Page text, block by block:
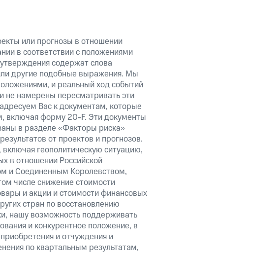
или прогнозы в отношении
в соответствии с положениями
содержат слова
другие подобные выражения. Мы
и реальный ход событий
не намерены пересматривать эти
Вас к документам, которые
включая форму 20-F. Эти документы
в разделе «Факторы риска»
от проектов и прогнозов.
геополитическую ситуацию,
в отношении Российской
и Соединенным Королевством,
числе снижение стоимости
и акции и стоимости финансовых
стран по восстановлению
нашу возможность поддерживать
и конкурентное положение, в
и отчуждения и
по квартальным результатам,